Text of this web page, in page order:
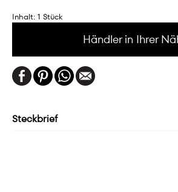
Inhalt: 1 Stück
Händler in Ihrer
Steckbrief